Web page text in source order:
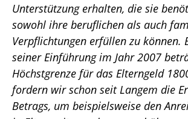
Unterstützung erhalten, die sie
sowohl ihre beruflichen als auch
Verpflichtungen erfüllen zu können.
seiner Einführung im Jahr 2007
Höchstgrenze für das Elterngeld
fordern wir schon seit Langem die
Betrags, um beispielsweise den